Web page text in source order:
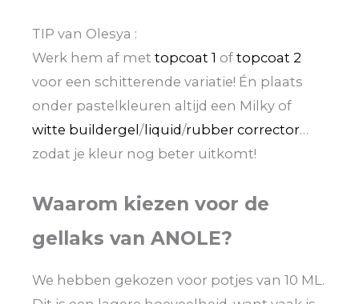
TIP van Olesya :
Werk hem af met topcoat 1 of topcoat 2
voor een schitterende variatie! Én plaats
onder pastelkleuren altijd een Milky of
witte buildergel/liquid/rubber corrector…
zodat je kleur nog beter uitkomt!
Waarom kiezen voor de
gellaks van ANOLE?
We hebben gekozen voor potjes van 10 ML.